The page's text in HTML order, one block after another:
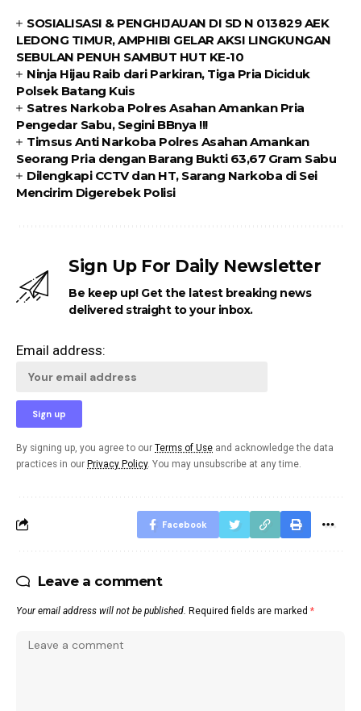
SOSIALISASI & PENGHIJAUAN DI SD N 013829 AEK
LEDONG TIMUR, AMPHIBI GELAR AKSI LINGKUNGAN
SEBULAN PENUH SAMBUT HUT KE-10
Ninja Hijau Raib dari Parkiran, Tiga Pria Diciduk
Polsek Batang Kuis
Satres Narkoba Polres Asahan Amankan Pria
Pengedar Sabu, Segini BBnya !!!
Timsus Anti Narkoba Polres Asahan Amankan
Seorang Pria dengan Barang Bukti 63,67 Gram Sabu
Dilengkapi CCTV dan HT, Sarang Narkoba di Sei
Mencirim Digerebek Polisi
Sign Up For Daily Newsletter
Be keep up! Get the latest breaking news
delivered straight to your inbox.
Email address:
By signing up, you agree to our Terms of Use and acknowledge the data
practices in our Privacy Policy. You may unsubscribe at any time.
Facebook
Leave a comment
Your email address will not be published. Required fields are marked *